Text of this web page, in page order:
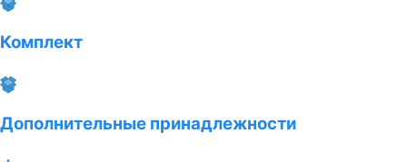
Комплект
Дополнительные принадлежности